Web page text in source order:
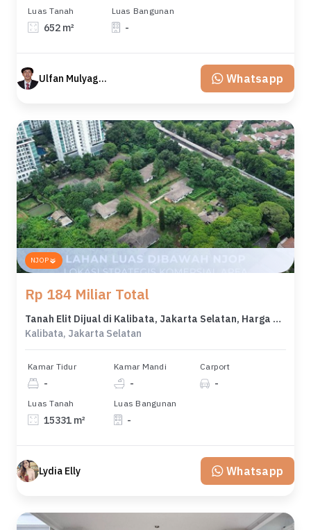
Luas Tanah
652 m²
Luas Bangunan
-
Ulfan Mulyagan Whatsapp
NJOP
Rp 184 Miliar Total
Tanah Elit Dijual di Kalibata, Jakarta Selatan, Harga 184 Miliar
Kalibata, Jakarta Selatan
Kamar Tidur
-
Kamar Mandi
-
Carport
-
Luas Tanah
15331 m²
Luas Bangunan
-
Lydia Elly Whatsapp